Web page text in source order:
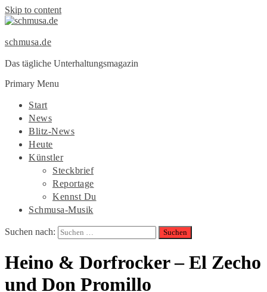
Skip to content
schmusa.de
Das tägliche Unterhaltungsmagazin
Primary Menu
Start
News
Blitz-News
Heute
Künstler
Steckbrief
Reportage
Kennst Du
Schmusa-Musik
Suchen nach:
Heino & Dorfrocker – El Zecho
und Don Promillo